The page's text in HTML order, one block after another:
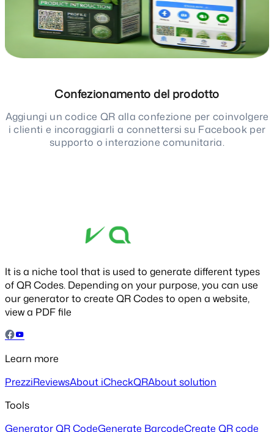
Confezionamento del prodotto
Aggiungi un codice QR alla confezione per coinvolgere
i clienti e incoraggiarli a connettersi su Facebook per
supporto o interazione comunitaria.
It is a niche tool that is used to generate different types
of QR Codes. Depending on your purpose, you can use
our generator to create QR Codes to open a website,
view a PDF file
Learn more
PrezziReviewsAbout iCheckQRAbout solution
Tools
Generator QR CodeGenerate BarcodeCreate QR code